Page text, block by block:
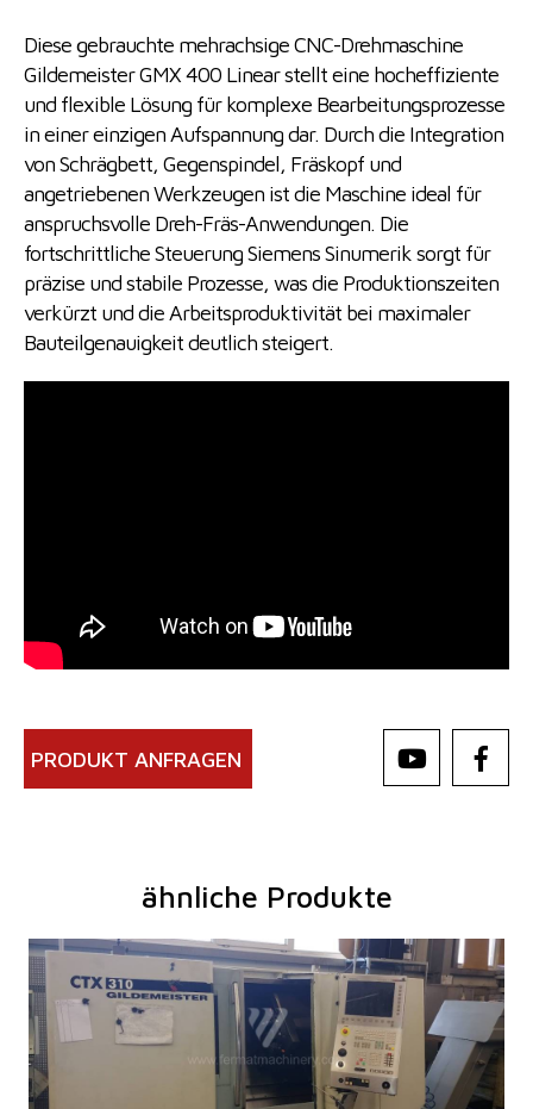
Diese gebrauchte mehrachsige CNC-Drehmaschine
Gildemeister GMX 400 Linear stellt eine hocheffiziente
und flexible Lösung für komplexe Bearbeitungsprozesse
in einer einzigen Aufspannung dar. Durch die Integration
von Schrägbett, Gegenspindel, Fräskopf und
angetriebenen Werkzeugen ist die Maschine ideal für
anspruchsvolle Dreh-Fräs-Anwendungen. Die
fortschrittliche Steuerung Siemens Sinumerik sorgt für
präzise und stabile Prozesse, was die Produktionszeiten
verkürzt und die Arbeitsproduktivität bei maximaler
Bauteilgenauigkeit deutlich steigert.
PRODUKT ANFRAGEN
ähnliche Produkte
Baujahr:
2005
Kontrollsystem
ja
Steuerung Siemens
Sinumerik 840 D
Drehdurchmesser
365 mm
Drehlänge
450 mm
Schrägbett
ja
Y-Achse
nein